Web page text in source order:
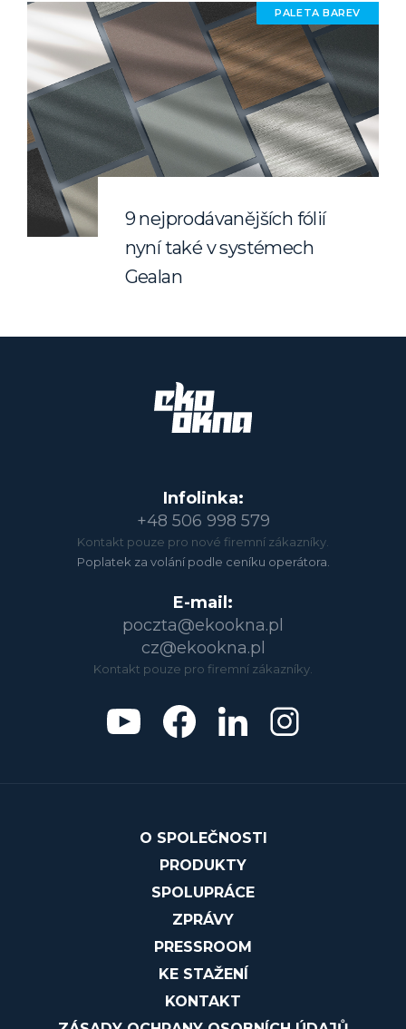
9 nejprodávanějších fólií
nyní také v systémech
Gealan
PALETA BAREV
Infolinka:
+48 506 998 579
Kontakt pouze pro nové firemní zákazníky.
Poplatek za volání podle ceníku operátora.
E-mail:
poczta@ekookna.pl
cz@ekookna.pl
Kontakt pouze pro firemní zákazníky.
O SPOLEČNOSTI
PRODUKTY
SPOLUPRÁCE
ZPRÁVY
PRESSROOM
KE STAŽENÍ
KONTAKT